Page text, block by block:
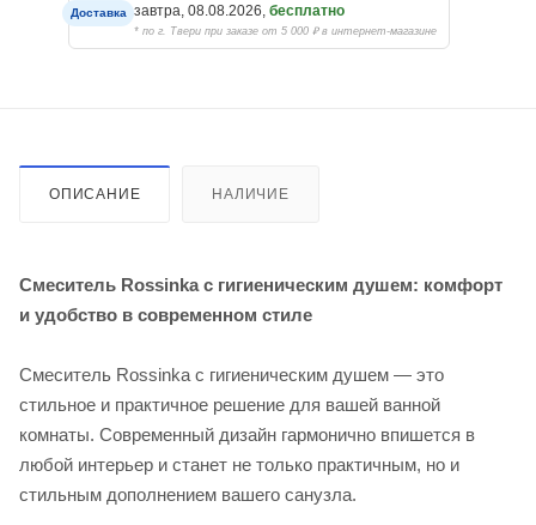
Доставка завтра, 08.08.2026, бесплатно
* по г. Твери при заказе от 5 000 ₽ в интернет-магазине
ОПИСАНИЕ НАЛИЧИЕ
Смеситель Rossinka с гигиеническим душем: комфорт
и удобство в современном стиле
Смеситель Rossinka с гигиеническим душем — это
стильное и практичное решение для вашей ванной
комнаты. Современный дизайн гармонично впишется в
любой интерьер и станет не только практичным, но и
стильным дополнением вашего санузла.